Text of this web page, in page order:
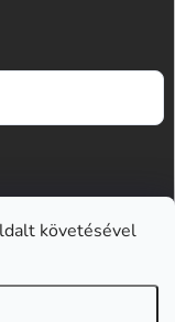
követésével